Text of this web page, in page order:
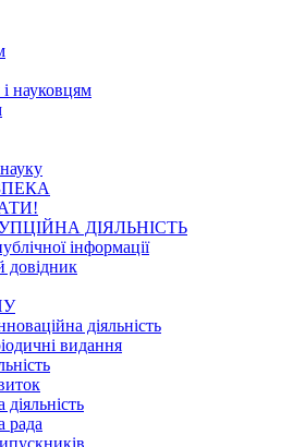
науковцям
ДІЯЛЬНІСТЬ
інформації
довідник
діяльність
видання
рада